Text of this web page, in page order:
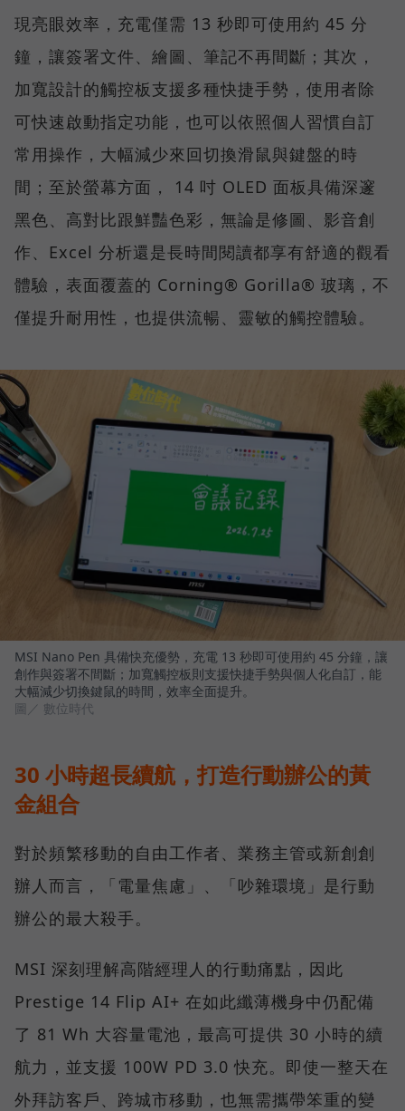
現亮眼效率，充電僅需 13 秒即可使用約 45 分
鐘，讓簽署文件、繪圖、筆記不再間斷；其次，
加寬設計的觸控板支援多種快捷手勢，使用者除
可快速啟動指定功能，也可以依照個人習慣自訂
常用操作，大幅減少來回切換滑鼠與鍵盤的時
間；至於螢幕方面， 14 吋 OLED 面板具備深邃
黑色、高對比跟鮮豔色彩，無論是修圖、影音創
作、Excel 分析還是長時間閱讀都享有舒適的觀看
體驗，表面覆蓋的 Corning® Gorilla® 玻璃，不
僅提升耐用性，也提供流暢、靈敏的觸控體驗。
MSI Nano Pen 具備快充優勢，充電 13 秒即可使用約 45 分鐘，讓
創作與簽署不間斷；加寬觸控板則支援快捷手勢與個人化自訂，能
大幅減少切換鍵鼠的時間，效率全面提升。
圖／ 數位時代
30 小時超長續航，打造行動辦公的黃
金組合
對於頻繁移動的自由工作者、業務主管或新創創
辦人而言，「電量焦慮」、「吵雜環境」是行動
辦公的最大殺手。
MSI 深刻理解高階經理人的行動痛點，因此
Prestige 14 Flip AI+ 在如此纖薄機身中仍配備
了 81 Wh 大容量電池，最高可提供 30 小時的續
航力，並支援 100W PD 3.0 快充。即使一整天在
外拜訪客戶、跨城市移動，也無需攜帶笨重的變